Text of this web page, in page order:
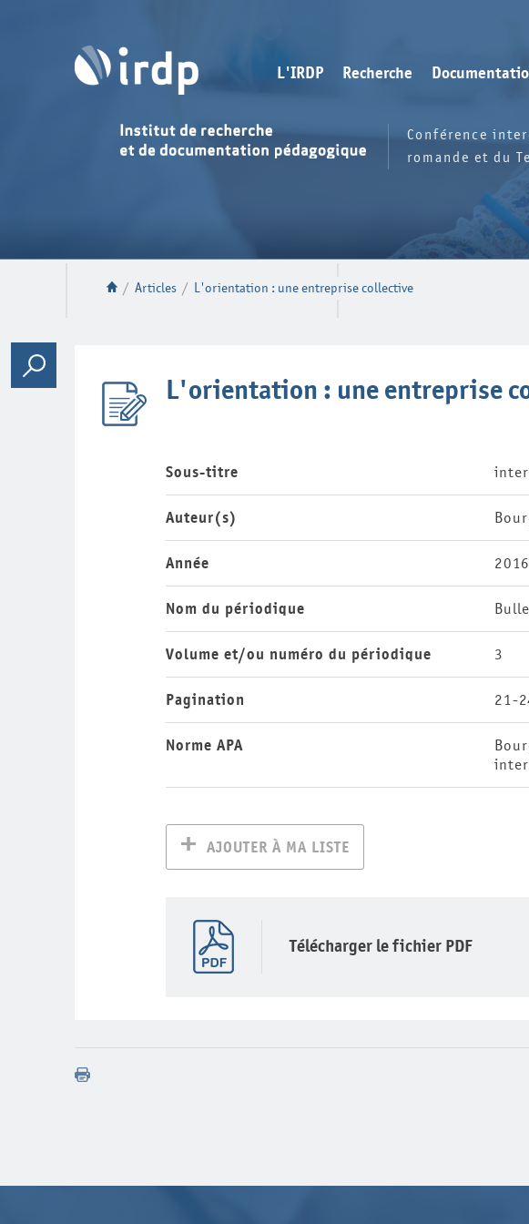
L'IRDP Recherche
Conférence
romande et du
/ Articles / L'orientation : une entreprise collective
L'orientation : une entreprise
Sous-titre
Auteur(s)
Année 2016
Nom du périodique
Volume et/ou numéro du périodique 3
Pagination 21-
Norme APA
AJOUTER À MA LISTE
Télécharger le fichier PDF